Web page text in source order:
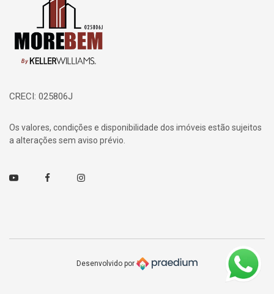
CRECI: 025806J
Os valores, condições e disponibilidade dos imóveis estão sujeitos
a alterações sem aviso prévio.
Youtube FacebookInstagram
Desenvolvido por